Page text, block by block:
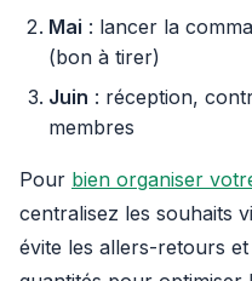
Mai : lancer la
(bon à tirer)
Juin : réception,
membres
Pour bien organiser
centralisez les souhaits
évite les allers-retours